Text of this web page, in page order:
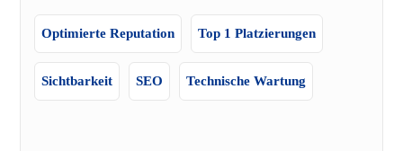
Optimierte Reputation Top 1 Platzierungen
Sichtbarkeit SEO Technische Wartung